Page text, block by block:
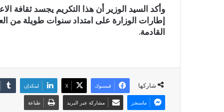
وأكد السيد الوزير أن هذا التكريم يجسد ثقافة
إطارات الوزارة على امتداد سنوات طويلة من
القادمة.
شاركها فيسبوك X لينكدإن
ماسنجر مشاركة عبر البريد طباعة